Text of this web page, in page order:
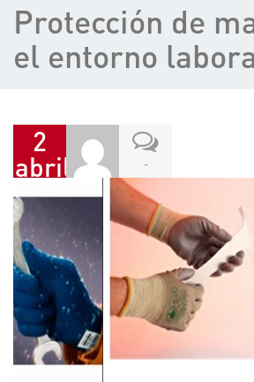
Protección de
el entorno
2
abril,
2016
-